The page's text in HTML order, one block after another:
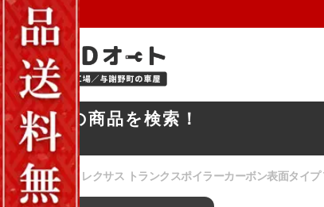
お探しの商品を検索！
ホーム/パーツ / レクサス トランクスポイラーカーボン表面タイ